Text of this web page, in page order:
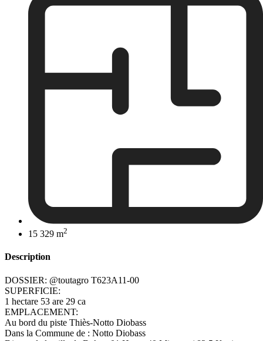
15 329 m2
Description
DOSSIER: @toutagro T623A11-00
SUPERFICIE:
1 hectare 53 are 29 ca
EMPLACEMENT:
Au bord du piste Thiès-Notto Diobass
Dans la Commune de : Notto Diobass